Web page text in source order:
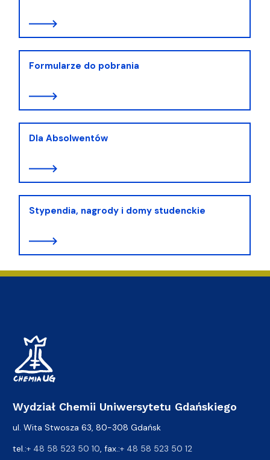
Formularze do pobrania
Dla Absolwentów
Stypendia, nagrody i domy studenckie
Wydział Chemii Uniwersytetu Gdańskiego
ul. Wita Stwosza 63, 80-308 Gdańsk
tel.:+ 48 58 523 50 10 , fax.:+ 48 58 523 50 12